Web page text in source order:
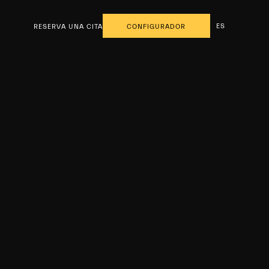
RESERVA UNA CITA CONFIGURADOR ES